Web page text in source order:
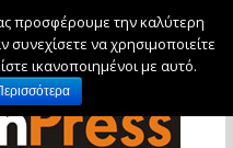
2026
προσφέρουμε την καλύτερη
συνεχίσετε να χρησιμοποιείτε
ικανοποιημένοι με αυτό.